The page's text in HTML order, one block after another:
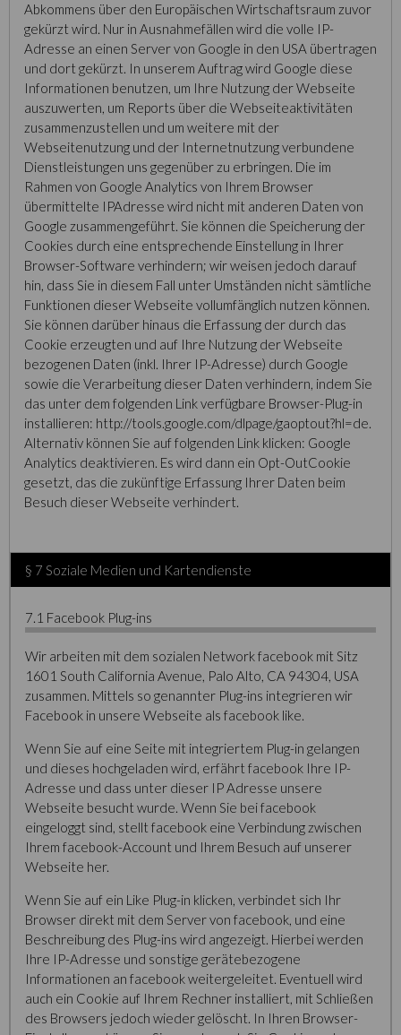
Abkommens über den Europäischen Wirtschaftsraum zuvor
gekürzt wird. Nur in Ausnahmefällen wird die volle IP-
Adresse an einen Server von Google in den USA übertragen
und dort gekürzt. In unserem Auftrag wird Google diese
Informationen benutzen, um Ihre Nutzung der Webseite
auszuwerten, um Reports über die Webseiteaktivitäten
zusammenzustellen und um weitere mit der
Webseitenutzung und der Internetnutzung verbundene
Dienstleistungen uns gegenüber zu erbringen. Die im
Rahmen von Google Analytics von Ihrem Browser
übermittelte IPAdresse wird nicht mit anderen Daten von
Google zusammengeführt. Sie können die Speicherung der
Cookies durch eine entsprechende Einstellung in Ihrer
Browser-Software verhindern; wir weisen jedoch darauf
hin, dass Sie in diesem Fall unter Umständen nicht sämtliche
Funktionen dieser Webseite vollumfänglich nutzen können.
Sie können darüber hinaus die Erfassung der durch das
Cookie erzeugten und auf Ihre Nutzung der Webseite
bezogenen Daten (inkl. Ihrer IP-Adresse) durch Google
sowie die Verarbeitung dieser Daten verhindern, indem Sie
das unter dem folgenden Link verfügbare Browser-Plug-in
installieren: http://tools.google.com/dlpage/gaoptout?hl=de.
Alternativ können Sie auf folgenden Link klicken: Google
Analytics deaktivieren. Es wird dann ein Opt-OutCookie
gesetzt, das die zukünftige Erfassung Ihrer Daten beim
Besuch dieser Webseite verhindert.
§ 7 Soziale Medien und Kartendienste
7.1 Facebook Plug-ins
Wir arbeiten mit dem sozialen Network facebook mit Sitz
1601 South California Avenue, Palo Alto, CA 94304, USA
zusammen. Mittels so genannter Plug-ins integrieren wir
Facebook in unsere Webseite als facebook like.
Wenn Sie auf eine Seite mit integriertem Plug-in gelangen
und dieses hochgeladen wird, erfährt facebook Ihre IP-
Adresse und dass unter dieser IP Adresse unsere
Webseite besucht wurde. Wenn Sie bei facebook
eingeloggt sind, stellt facebook eine Verbindung zwischen
Ihrem facebook-Account und Ihrem Besuch auf unserer
Webseite her.
Wenn Sie auf ein Like Plug-in klicken, verbindet sich Ihr
Browser direkt mit dem Server von facebook, und eine
Beschreibung des Plug-ins wird angezeigt. Hierbei werden
Ihre IP-Adresse und sonstige gerätebezogene
Informationen an facebook weitergeleitet. Eventuell wird
auch ein Cookie auf Ihrem Rechner installiert, mit Schließen
des Browsers jedoch wieder gelöscht. In Ihren Browser-